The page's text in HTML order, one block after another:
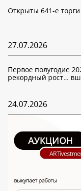
Открыты 641-е
27.07.2026
Первое полугодие
рекордный рост…
24.07.2026